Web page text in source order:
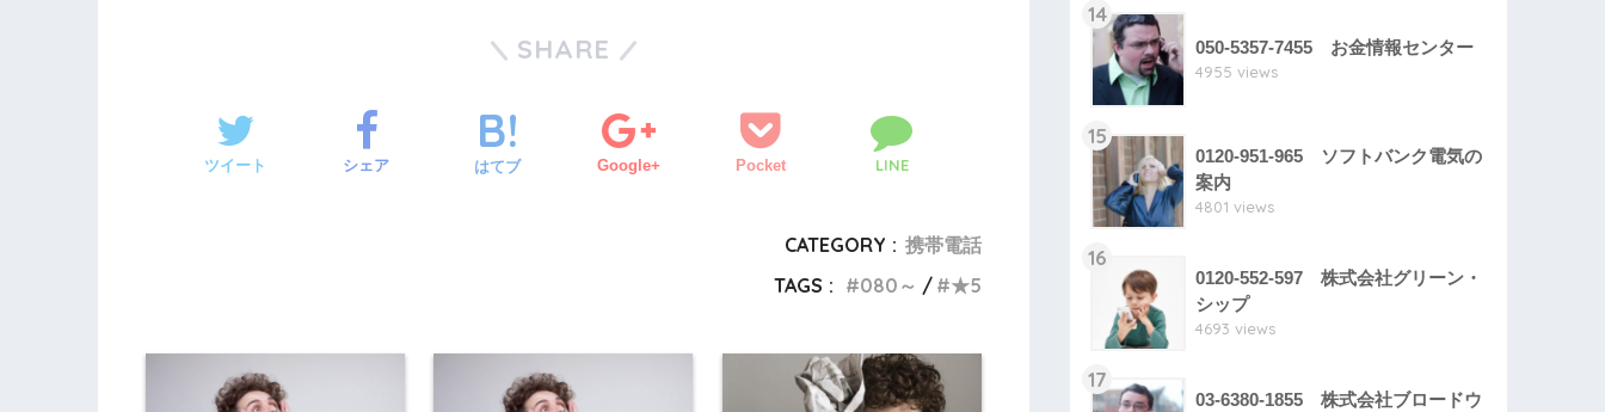
SHARE
ツイート シェア はてブ Google+ Pocket LINE
CATEGORY : 携帯電話
TAGS :
080～ ★5
14
050-5357-7455 お金情報センター
4955 views
15
0120-951-965 ソフトバンク電気の
案内
4801 views
16
0120-552-597 株式会社グリーン・
シップ
4693 views
17
03-6380-1855 株式会社ブロードウ